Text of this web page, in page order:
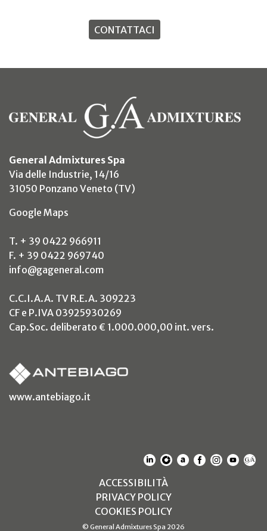
CONTATTACI
General Admixtures Spa
Via delle Industrie, 14/16
31050 Ponzano Veneto (TV)
Google Maps
T. + 39 0422 966911
F. + 39 0422 969740
info@gageneral.com
C.C.I.A.A. TV R.E.A. 309223
CF e P.IVA 03925930269
Cap.Soc. deliberato € 1.000.000,00 int. vers.
www.antebiago.it
(SI APRE IN UN NUOVO
(SI APRE IN UN
(SI APRE IN UN
(SI APRE IN
(SI APRE
(SI
ACCESSIBILITÀ(SI APRE IN UN
PRIVACY POLICY(SI APRE IN UN
COOKIES POLICY(SI APRE IN UN
© General Admixtures Spa 2026